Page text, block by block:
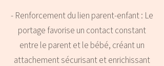
- ​Renforcement du lien parent-enfant : Le
portage favorise un contact constant
entre le parent et le bébé, créant un
attachement sécurisant et enrichissant